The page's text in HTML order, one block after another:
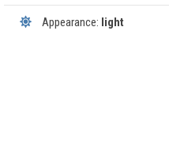
Appearance: light